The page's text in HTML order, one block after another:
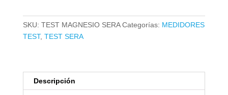
SKU: TEST MAGNESIO SERA Categorías: MEDIDORES
TEST, TEST SERA
Descripción